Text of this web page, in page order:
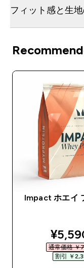
フィット感と生
Impact ホエイ
通常価格 ￥
割引 ￥